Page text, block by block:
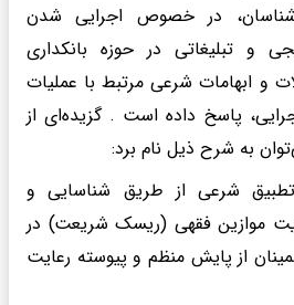
در خصوص اجرایی شدن
و تبلیغاتی در حوزه بانکداری
و ابهامات شرعی مرتبط با عملیات
پاسخ داده است . گزیده‌ای از
به شرح ذیل نام برد:
شرعی از طریق شناسایی و
موازین فقهی (ریسک شریعت) در
از پایش منظم و پیوسته رعایت